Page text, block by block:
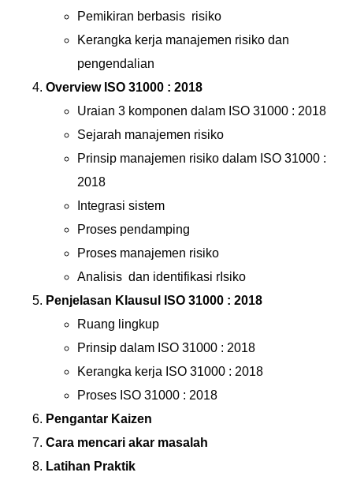
Pemikiran berbasis risiko
Kerangka kerja manajemen risiko dan
pengendalian
Overview ISO 31000 : 2018
Uraian 3 komponen dalam ISO 31000 : 2018
Sejarah manajemen risiko
Prinsip manajemen risiko dalam ISO 31000 :
2018
Integrasi sistem
Proses pendamping
Proses manajemen risiko
Analisis dan identifikasi rIsiko
Penjelasan Klausul ISO 31000 : 2018
Ruang lingkup
Prinsip dalam ISO 31000 : 2018
Kerangka kerja ISO 31000 : 2018
Proses ISO 31000 : 2018
Pengantar Kaizen
Cara mencari akar masalah
Latihan Praktik